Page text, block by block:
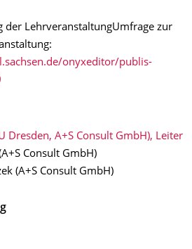
der LehrveranstaltungUmfrage zur
onyxeditor/publis-
Dresden, A+S Consult GmbH), Leiter
Consult GmbH)
(A+S Consult GmbH)